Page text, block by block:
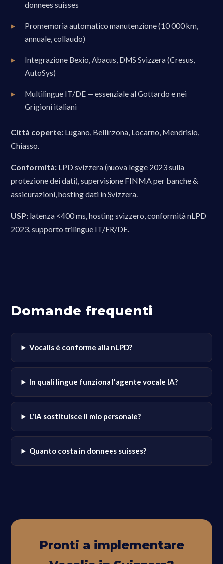
donnees suisses
Promemoria automatico manutenzione (10 000 km,
annuale, collaudo)
Integrazione Bexio, Abacus, DMS Svizzera (Cresus,
AutoSys)
Multilingue IT/DE — essenziale al Gottardo e nei
Grigioni italiani
Città coperte: Lugano, Bellinzona, Locarno, Mendrisio,
Chiasso.
Conformità: LPD svizzera (nuova legge 2023 sulla
protezione dei dati), supervisione FINMA per banche &
assicurazioni, hosting dati in Svizzera.
USP: latenza <400 ms, hosting svizzero, conformità nLPD
2023, supporto trilingue IT/FR/DE.
Domande frequenti
Vocalis è conforme alla nLPD?
In quali lingue funziona l'agente vocale IA?
L'IA sostituisce il mio personale?
Quanto costa in donnees suisses?
Pronti a implementare